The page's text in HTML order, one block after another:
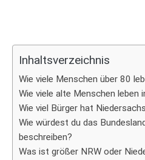
Inhaltsverzeichnis
Wie viele Menschen über 80
Wie viele alte Menschen leben
Wie viel Bürger hat
Wie würdest du das
beschreiben?
Was ist größer NRW oder